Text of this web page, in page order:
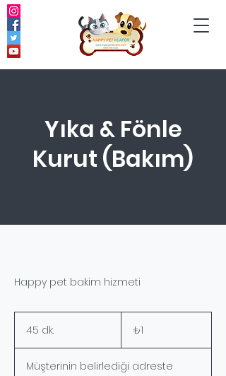
Yıka & Fönle
Kurut (Bakım)
Happy pet bakim hizmeti
45 dk.
k
Türk
lirası₺1
Müşterinin belirlediği adreste